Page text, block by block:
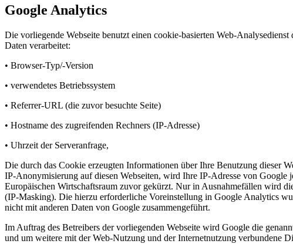
Google Analytics
Die vorliegende Webseite benutzt einen cookie-basierten Web-
Daten verarbeitet:
• Browser-Typ/-Version
• verwendetes Betriebssystem
• Referrer-URL (die zuvor besuchte Seite)
• Hostname des zugreifenden Rechners (IP-Adresse)
• Uhrzeit der Serveranfrage,
Die durch das Cookie erzeugten Informationen über Ihre Benutzung dieser
IP-Anonymisierung auf diesen Webseiten, wird Ihre IP-Adresse von Google
Europäischen Wirtschaftsraum zuvor gekürzt. Nur in Ausnahmefällen wird
(IP-Masking). Die hierzu erforderliche Voreinstellung in Google Analytics
nicht mit anderen Daten von Google zusammengeführt.
Im Auftrag des Betreibers der vorliegenden Webseite wird Google die
und um weitere mit der Web-Nutzung und der Internetnutzung verbundene